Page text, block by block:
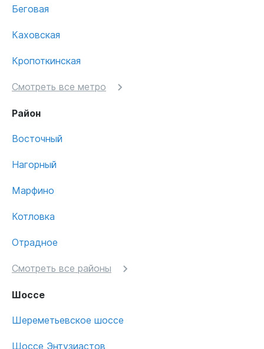
Беговая
Каховская
Кропоткинская
Смотреть все метро
Район
Восточный
Нагорный
Марфино
Котловка
Отрадное
Смотреть все районы
Шоссе
Шереметьевское шоссе
Шоссе Энтузиастов